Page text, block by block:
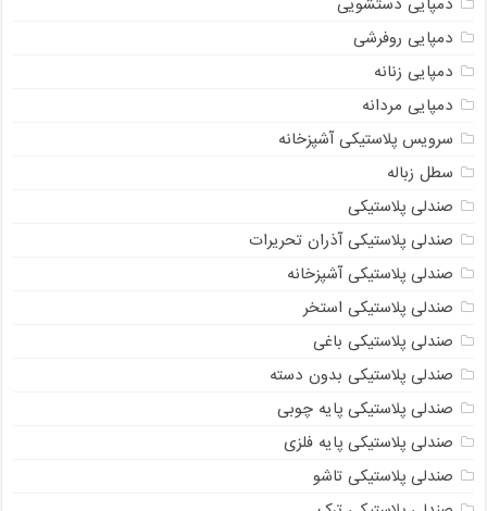
دمپایی دستشویی
دمپایی روفرشی
دمپایی زنانه
دمپایی مردانه
سرویس پلاستیکی آشپزخانه
سطل زباله
صندلی پلاستیکی
صندلی پلاستیکی آذران تحریرات
صندلی پلاستیکی آشپزخانه
صندلی پلاستیکی استخر
صندلی پلاستیکی باغی
صندلی پلاستیکی بدون دسته
صندلی پلاستیکی پایه چوبی
صندلی پلاستیکی پایه فلزی
صندلی پلاستیکی تاشو